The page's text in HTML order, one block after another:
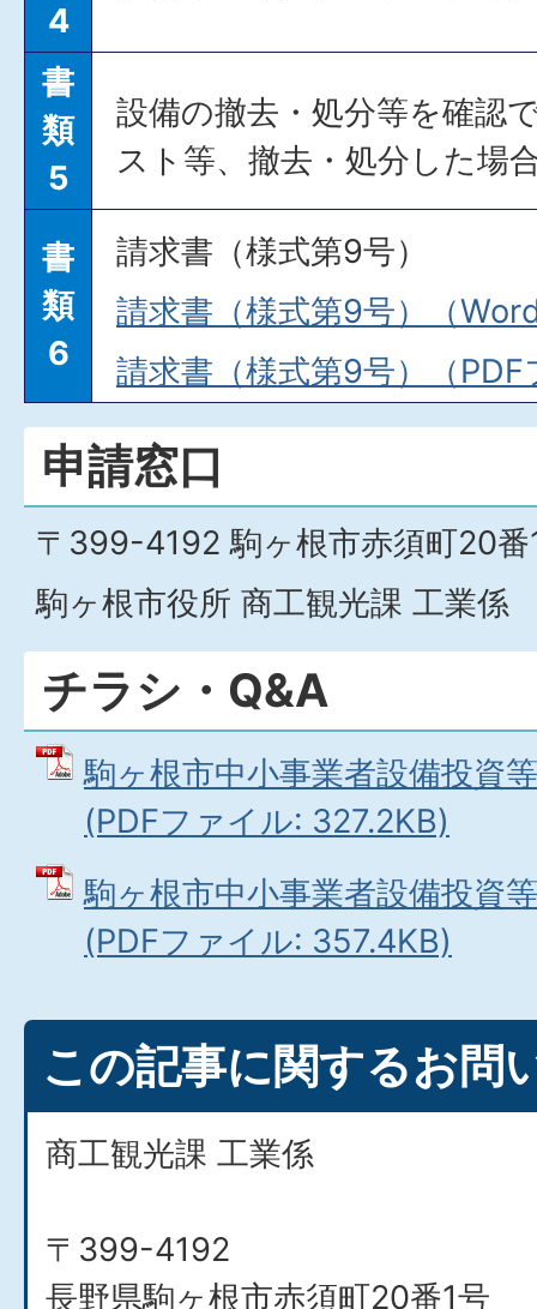
4
書
類
5
設備の撤去・処分等を確認
スト等、撤去・処分した場
書
類
6
請求書（様式第9号）
請求書（様式第9号）（
請求書（様式第9号）（
申請窓口
〒399-4192 駒ヶ根市赤須町20番
駒ヶ根市役所 商工観光課 工業係
チラシ・Q&A
駒ヶ根市中小事業者設備投資
(PDFファイル: 327.2KB)
駒ヶ根市中小事業者設備投資
(PDFファイル: 357.4KB)
この記事に関するお問
商工観光課 工業係
〒399-4192
長野県駒ヶ根市赤須町20番1号